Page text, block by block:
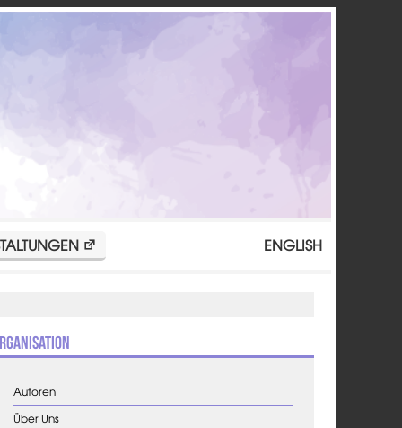
ENGLISH
Autoren
Über Uns